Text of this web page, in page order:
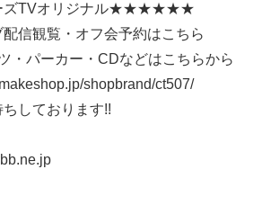
TVオリジナル★★★★★★
信観覧・オフ会予約はこちら
・パーカー・CDなどはこちらから
shopbrand/ct507/
しております!!